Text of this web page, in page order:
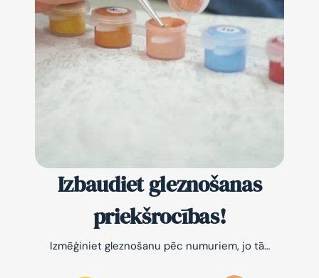
Izbaudiet gleznošanas
priekšrocības!
Izmēģiniet gleznošanu pēc numuriem, jo tā…